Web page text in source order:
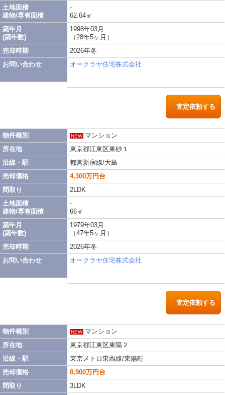
土地面積
建物/専有面積
築年月
(築年数)
売却時期
お問い合わせ
-
62.64㎡
1998年03月
（28年5ヶ月）
2026年冬
オークラヤ住宅株式会社
査定依頼する
物件種別
所在地
沿線・駅
売却価格
間取り
土地面積
建物/専有面積
築年月
(築年数)
売却時期
お問い合わせ
NEW マンション
東京都江東区東砂１
都営新宿線/大島
4,300万円台
2LDK
-
66㎡
1979年03月
（47年5ヶ月）
2026年冬
オークラヤ住宅株式会社
査定依頼する
物件種別
所在地
沿線・駅
売却価格
間取り
NEW マンション
東京都江東区東陽２
東京メトロ東西線/東陽町
8,900万円台
3LDK